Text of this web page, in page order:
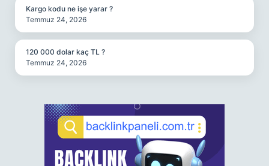
Kargo kodu ne işe yarar ?
Temmuz 24, 2026
120 000 dolar kaç TL ?
Temmuz 24, 2026